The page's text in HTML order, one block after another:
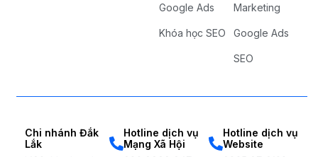
Google Ads
Khóa học SEO
Marketing
Google Ads
SEO
Chi nhánh Đắk
Lắk
Hotline dịch vụ
Mạng Xã Hội
Hotline dịch vụ
Website